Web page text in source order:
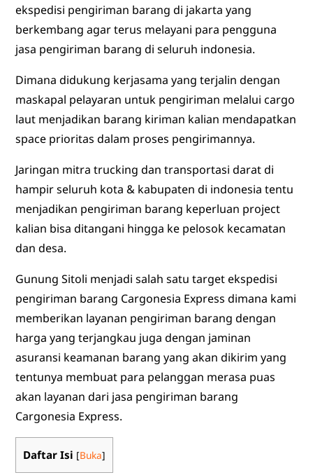
ekspedisi pengiriman barang di jakarta yang
berkembang agar terus melayani para pengguna
jasa pengiriman barang di seluruh indonesia.
Dimana didukung kerjasama yang terjalin dengan
maskapal pelayaran untuk pengiriman melalui cargo
laut menjadikan barang kiriman kalian mendapatkan
space prioritas dalam proses pengirimannya.
Jaringan mitra trucking dan transportasi darat di
hampir seluruh kota & kabupaten di indonesia tentu
menjadikan pengiriman barang keperluan project
kalian bisa ditangani hingga ke pelosok kecamatan
dan desa.
Gunung Sitoli menjadi salah satu target ekspedisi
pengiriman barang Cargonesia Express dimana kami
memberikan layanan pengiriman barang dengan
harga yang terjangkau juga dengan jaminan
asuransi keamanan barang yang akan dikirim yang
tentunya membuat para pelanggan merasa puas
akan layanan dari jasa pengiriman barang
Cargonesia Express.
Daftar Isi [Buka]